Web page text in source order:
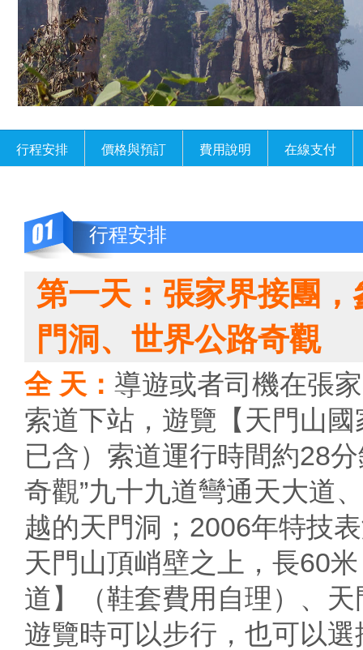
行程安排 價格與預訂 費用說明 在線支付
行程安排
第一天：張家界接團
門洞、世界公路奇觀
全 天： 導遊或者司機在張
索道下站，遊覽【天門山
已含）索道運行時間約28
奇觀”九十九道彎通天大道
越的天門洞；2006年特技
天門山頂峭壁之上，長60
道】（鞋套費用自理）、
遊覽時可以步行，也可以